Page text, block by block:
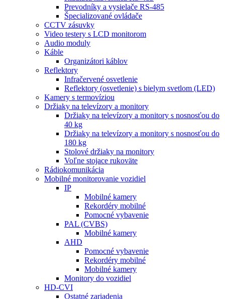
Prevodníky a vysielače RS-485
Špecializované ovládače
CCTV zásuvky
Video testery s LCD monitorom
Audio moduly
Káble
Organizátori káblov
Reflektory
Infračervené osvetlenie
Reflektory (osvetlenie) s bielym svetlom (LED)
Kamery s termovíziou
Držiaky na televízory a monitory
Držiaky na televízory a monitory s nosnosťou do
40 kg
Držiaky na televízory a monitory s nosnosťou do
180 kg
Stolové držiaky na monitory
Voľne stojace rukoväte
Rádiokomunikácia
Mobilné monitorovanie vozidiel
IP
Mobilné kamery
Rekordéry mobilné
Pomocné vybavenie
PAL (CVBS)
Mobilné kamery
AHD
Pomocné vybavenie
Rekordéry mobilné
Mobilné kamery
Monitory do vozidiel
HD-CVI
Ostatné zariadenia